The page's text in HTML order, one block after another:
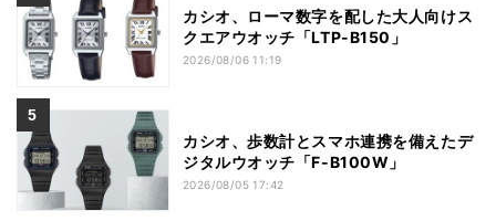
カシオ、ローマ数字を配した大人向けス
クエアウオッチ「LTP-B150」
2026/08/06 11:19
カシオ、歩数計とスマホ連携を備えたデ
ジタルウオッチ「F-B100W」
2026/08/05 17:42